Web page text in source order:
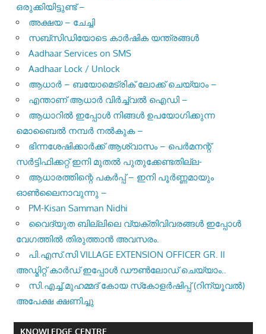
ഒരുക്കിയിട്ടുണ്ട് –
അക്ഷയ – ചേച്ചി
സബ്സിഡിയോടെ കാർഷിക യന്ത്രങ്ങൾ
Aadhaar Services on SMS
Aadhaar Lock / Unlock
ആധാർ – ബയോമെട്രിക് ലോക്ക് ചെയ്യാം –
എന്താണ് ആധാർ വിർച്ച്വൽ ഐഡി –
ആധാറിൽ ഇപ്പോൾ നിങ്ങൾ ഉപയോഗിക്കുന്ന
മൊബൈൽ നമ്പർ നൽകുക –
ഭിന്നശേഷിക്കാർക്ക് ആശ്വാസം – പെർമനന്റ്
സർട്ടിഫിക്കറ്റ് ഇനി മുതൽ പുതുക്കേണ്ടതില്ല-
ആധാരത്തിന്റെ പകർപ്പ് – ഇനി പൂർണ്ണമായും
ഓൺലൈനാവുന്നു –
PM-Kisan Samman Nidhi
വൈദ്യുത ബില്ലിലെ വ്യക്തിവിവരങ്ങൾ ഇപ്പോൾ
വേഗത്തിൽ തിരുത്താൻ അവസരം.
പി.എസ്.സി VILLAGE EXTENSION OFFICER GR. II
അഡ്മിറ്റ് കാർഡ് ഇപ്പോൾ ഡൗൺലോഡ് ചെയ്യാം..
സി.എച്ച്.മുഹമ്മദ് കോയ സ്‌കോളർഷിപ്പ് (റിന്യൂവൽ)
അപേക്ഷ ക്ഷണിച്ചു
KNOWLEDGE CENTRE